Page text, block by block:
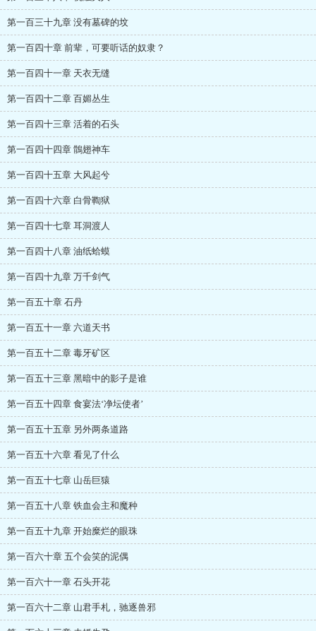
第一百三十九章 没有墓碑的坟
第一百四十章 前辈，可要听话的奴隶？
第一百四十一章 天衣无缝
第一百四十二章 百媚丛生
第一百四十三章 活着的石头
第一百四十四章 鶻翅神车
第一百四十五章 大风起兮
第一百四十六章 白骨鞫狱
第一百四十七章 耳洞渡人
第一百四十八章 油纸蛤蟆
第一百四十九章 万千剑气
第一百五十章 石丹
第一百五十一章 六道天书
第一百五十二章 毒牙矿区
第一百五十三章 黑暗中的影子是谁
第一百五十四章 食宴法‘净坛使者’
第一百五十五章 另外两条道路
第一百五十六章 看见了什么
第一百五十七章 山岳巨猿
第一百五十八章 铁血会主和魔种
第一百五十九章 开始糜烂的眼珠
第一百六十章 五个会笑的泥偶
第一百六十一章 石头开花
第一百六十二章 山君手札，驰逐兽邪